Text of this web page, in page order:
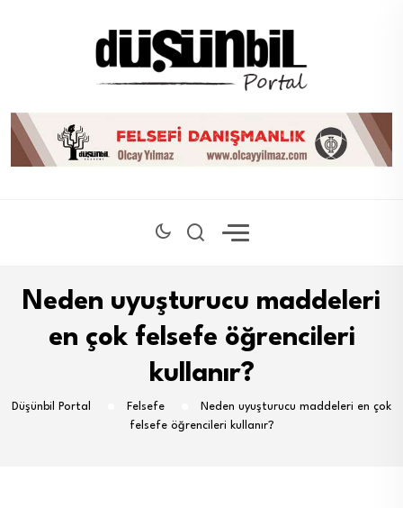
Neden uyuşturucu maddeleri
en çok felsefe öğrencileri
kullanır?
Düşünbil Portal Felsefe
Neden uyuşturucu maddeleri en çok
felsefe öğrencileri kullanır?